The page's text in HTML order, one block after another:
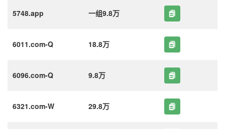
5748.app 一组9.8万
6011.com-Q 18.8万
6096.com-Q 9.8万
6321.com-W 29.8万